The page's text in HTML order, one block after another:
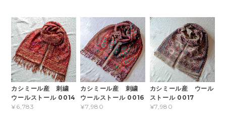
カシミール産 刺繍
ウールストール 0014
¥6,783
カシミール産 刺繍
ウールストール 0016
¥7,980
カシミール産 ウール
ストール 0017
¥7,980